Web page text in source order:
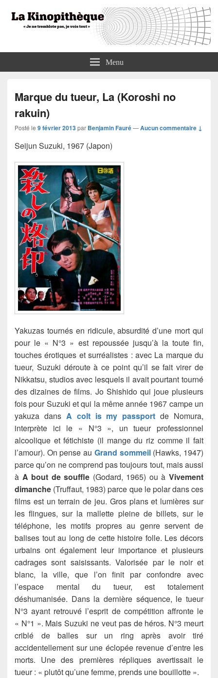
La KinopithèqueMenu
Marque du tueur, La (Koroshi no
rakuin)
Posté le 9 février 2013par Benjamin Fauré—Aucun commentaire ↓
Seijun Suzuki, 1967 (Japon)
Yakuzas tournés en ridicule, absurdité d’une mort qui
pour le « N°3 » est repoussée jusqu’à la toute fin,
touches érotiques et surréalistes : avec La marque du
tueur, Suzuki déroute à ce point qu’il se fait virer de
Nikkatsu, studios avec lesquels il avait pourtant tourné
des dizaines de films. Jo Shishido qui joue plusieurs
fois pour Suzuki et qui la même année 1967 campe un
yakuza dans A colt is my passport de Nomura,
interprète ici le « N°3 », un tueur professionnel
alcoolique et fétichiste (il mange du riz comme il fait
l’amour). On pense au Grand sommeil(Hawks, 1947)
parce qu’on ne comprend pas toujours tout, mais aussi
à A bout de souffle (Godard, 1965) ou àVivement
dimanche (Truffaut, 1983) parce que le polar dans ces
films est un terrain de jeu. Gros plans et lumières sur
les flingues, sur la mallette pleine de billets, sur le
téléphone, les motifs propres au genre servent de
balises tout au long de cette histoire folle. Les décors
urbains ont également leur importance et plusieurs
cadrages sont saisissants. Valorisée par le noir et
blanc, la ville, que l’on finit par confondre avec
l’espace mental du tueur, est totalement
déshumanisée. Dans la dernière séquence, le tueur
N°3 ayant retrouvé l’esprit de compétition affronte le
« N°1 ». Mais Suzuki ne veut pas de héros. N°3 meurt
criblé de balles sur un ring après avoir tiré
accidentellement sur une éclopée revenue d’entre les
morts. Une des premières répliques avertissait le
tueur : « plutôt qu’une femme, prends une bouillotte ».